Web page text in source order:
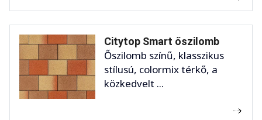
Citytop Smart őszilomb
Őszilomb színű, klasszikus
stílusú, colormix térkő, a
közkedvelt ...